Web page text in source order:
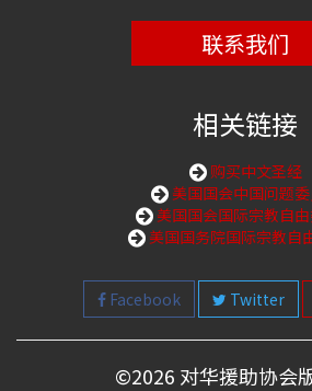
联系我们
相关链接
购买中文圣经
美国国会中国问题
美国国会国际宗教自
美国国务院国际宗教自
Facebook Twitter
©2026 对华援助协会